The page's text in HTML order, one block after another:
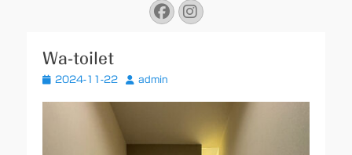
Facebook
Instagram
Wa-toilet
投 2024-11-22
投 admin